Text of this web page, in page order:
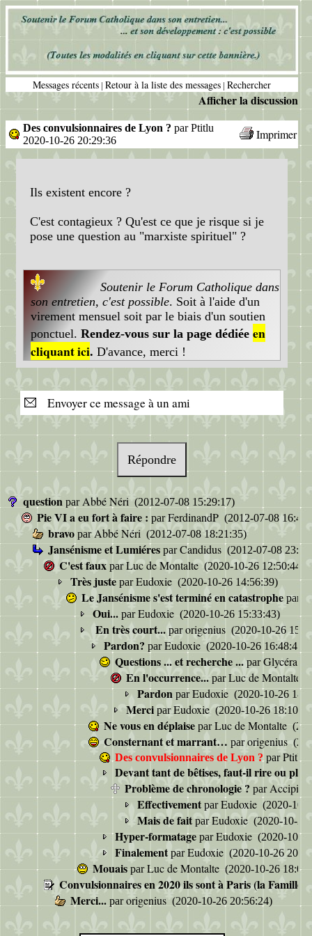
Messages récents | Retour à la liste des messages | Rechercher
Afficher la discussion
Des convulsionnaires de Lyon ? par Ptitlu
2020-10-26 20:29:36
Imprimer
Ils existent encore ?
C'est contagieux ? Qu'est ce que je risque si je
pose une question au "marxiste spirituel" ?
Soutenir le Forum Catholique dans
son entretien, c'est possible. Soit à l'aide d'un
virement mensuel soit par le biais d'un soutien
ponctuel. Rendez-vous sur la page dédiée en
cliquant ici. D'avance, merci !
Envoyer ce message à un ami
Répondre
question parAbbé Néri (2012-07-08 15:29:17)
Pie VI a eu fort à faire : parFerdinandP (2012-07-08
bravo parAbbé Néri (2012-07-08 18:21:35)
Jansénisme et Lumiéres parCandidus (2012-07-08
C'est faux parLuc de Montalte (2020-10-26 12:50:44)
Très juste parEudoxie (2020-10-26 14:56:39)
Le Jansénisme s'est terminé en catastrophe par
Oui... parEudoxie (2020-10-26 15:33:43)
En très court... parorigenius (2020-10-26
Pardon? parEudoxie (2020-10-26 16:48:45)
Questions ... et recherche ...parGlycéra
En l'occurrence... parLuc de Montalte
Pardon parEudoxie (2020-10-26
Merci parEudoxie (2020-10-26
Ne vous en déplaise parLuc de Montalte
Consternant et marrant… parorigenius
Des convulsionnaires de Lyon ? parPtitlu
Devant tant de bêtises, faut-il rire ou
Problème de chronologie ? parAccipiter
Effectivement parEudoxie (2020-10-
Mais de fait parEudoxie (2020-10-26
Hyper-formatage parEudoxie (2020-10-
FinalementparEudoxie (2020-10-26
Mouais parLuc de Montalte (2020-10-26
Convulsionnaires en 2020 ils sont à Paris (la Famille)
Merci... parorigenius (2020-10-26 20:56:24)